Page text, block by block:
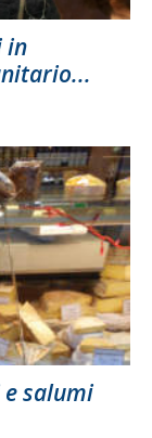
in
salumi